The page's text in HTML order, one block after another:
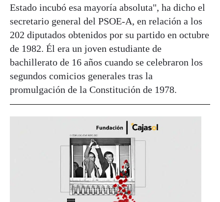
Estado incubó esa mayoría absoluta", ha dicho el
secretario general del PSOE-A, en relación a los
202 diputados obtenidos por su partido en octubre
de 1982. Él era un joven estudiante de
bachillerato de 16 años cuando se celebraron los
segundos comicios generales tras la
promulgación de la Constitución de 1978.